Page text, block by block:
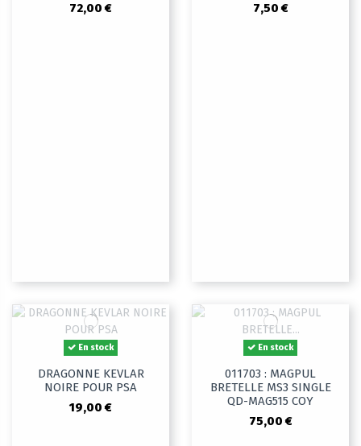
72,00 €
7,50 €
En stock
DRAGONNE KEVLAR
NOIRE POUR PSA
19,00 €
En stock
011703 : MAGPUL
BRETELLE MS3 SINGLE
QD-MAG515 COY
75,00 €